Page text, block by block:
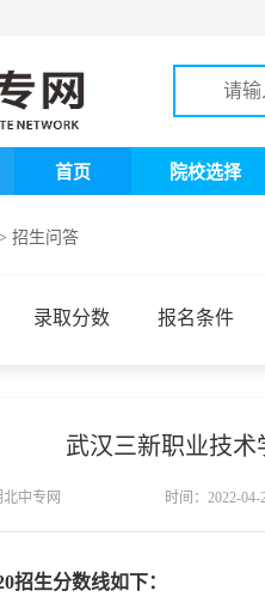
首页 院校选择
招生问答
录取分数 报名条件
武汉三新职业技术
中专网 时间：2022-04-
招生分数线如下：